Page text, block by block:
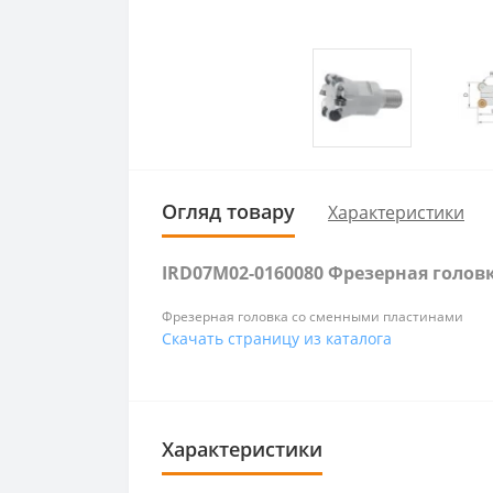
Огляд товару Характеристики
IRD07M02-0160080 Фрезерная
Фрезерная головка со сменными пластинами
Скачать страницу из каталога
Характеристики